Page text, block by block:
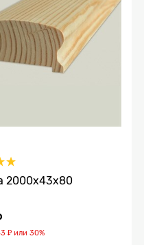
2000х43х80
₽ или 30%